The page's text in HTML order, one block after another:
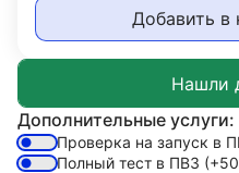
Добавить в
Дополнительные услуги:
Проверка на запуск в
Полный тест в ПВЗ